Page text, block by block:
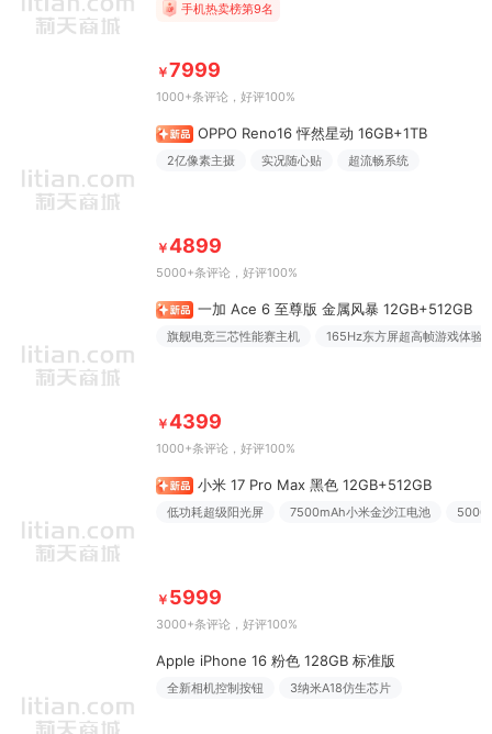
手机热卖榜第9名
￥7999
1000+条评论 ，好评100%
OPPO Reno16 怦然星动 16GB+1TB
2亿像素主摄 实况随心贴 超流畅系统
￥4899
5000+条评论 ，好评100%
一加 Ace 6 至尊版 金属风暴 12GB+512GB
旗舰电竞三芯性能赛主机 165Hz东方屏超高帧游戏体验
￥4399
1000+条评论 ，好评100%
小米 17 Pro Max 黑色 12GB+512GB
低功耗超级阳光屏 7500mAh小米金沙江电池 5000
￥ 5999
3000+条评论 ，好评100%
Apple iPhone 16 粉色 128GB 标准版
全新相机控制按钮 3纳米A18仿生芯片